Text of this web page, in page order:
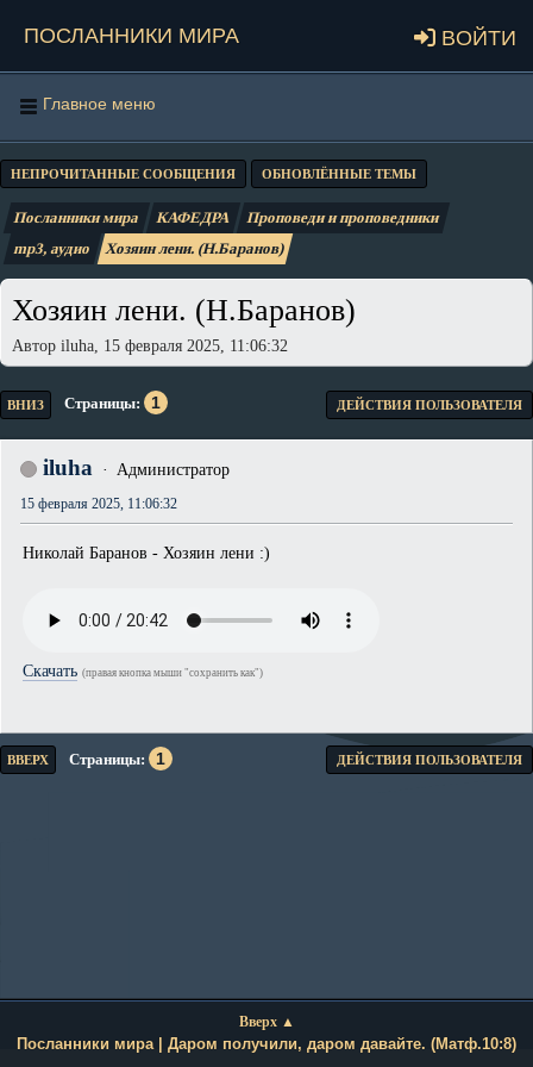
Посланники мира Войти
Главное меню
НЕПРОЧИТАННЫЕ СООБЩЕНИЯ ОБНОВЛЁННЫЕ ТЕМЫ
Посланники мира КАФЕДРА
Проповеди и проповедники
mp3, аудио
Хозяин лени. (Н.Баранов)
Хозяин лени. (Н.Баранов)
Автор iluha, 15 февраля 2025, 11:06:32
ВНИЗ Страницы 1 ДЕЙСТВИЯ ПОЛЬЗОВАТЕЛЯ
iluha Администратор
15 февраля 2025, 11:06:32
Николай Баранов - Хозяин лени :)
Скачать (правая кнопка мыши "сохранить как")
ВВЕРХ Страницы 1 ДЕЙСТВИЯ ПОЛЬЗОВАТЕЛЯ
Вверх ▲
Посланники мира | Даром получили, даром давайте. (Матф.10:8)